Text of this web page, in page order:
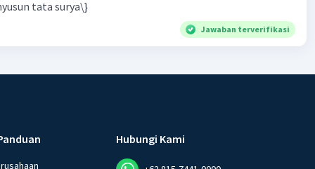
tata surya\}
Jawaban terverifikasi
Hubungi Kami